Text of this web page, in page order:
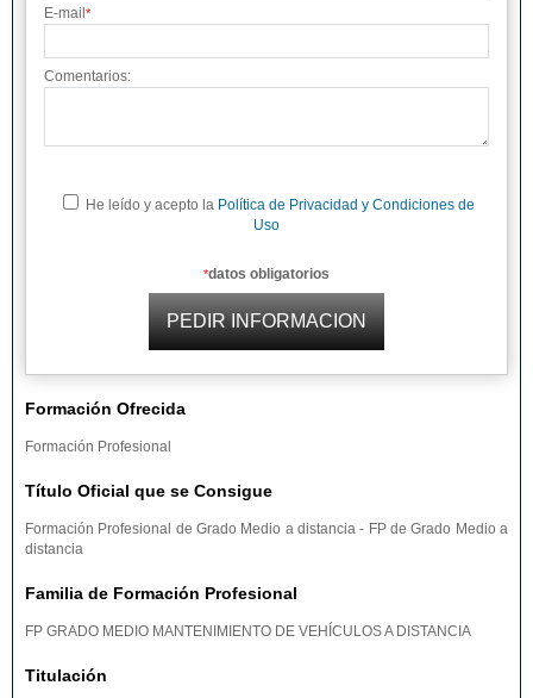
E-mail *
Comentarios:
He leído y acepto la Política de Privacidad y Condiciones de
Uso
*datos obligatorios
Formación Ofrecida
Formación Profesional
Título Oficial que se Consigue
Formación Profesional de Grado Medio a distancia - FP de Grado Medio a
distancia
Familia de Formación Profesional
FP GRADO MEDIO MANTENIMIENTO DE VEHÍCULOS A DISTANCIA
Titulación